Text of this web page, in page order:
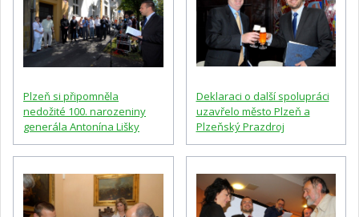
Plzeň si připomněla
nedožité 100. narozeniny
generála Antonína Lišky
Deklaraci o další spolupráci
uzavřelo město Plzeň a
Plzeňský Prazdroj